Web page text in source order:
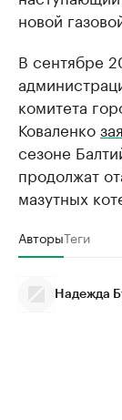
новой
В сентябре
комитета
Коваленко
сезоне
продолжат
мазутных
АвторыТеги
Надежда